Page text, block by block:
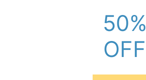
50%
OFF